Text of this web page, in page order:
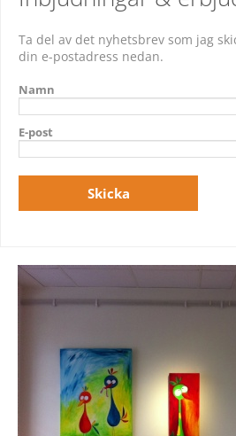
Ta del av det nyhetsbrev som jag
din e-postadress nedan.
Namn
E-post